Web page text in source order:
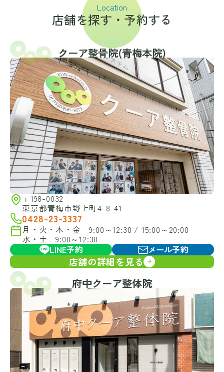
Location
店舗を探す・予約する
クーア整骨院(⻘梅本院)
〒198-0032
東京都青梅市野上町4-8-41
0428-23-3337
月・火・木・金 9:00～12:30 / 15:00～20:00
水・土 9:00～12:30
LINE予約
メール予約
店舗の詳細を見る
府中クーア整体院